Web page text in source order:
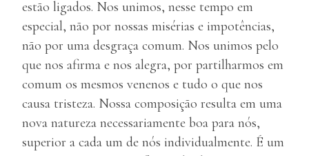
estão ligados. Nos unimos, nesse tempo em
especial, não por nossas misérias e impotências,
não por uma desgraça comum. Nos unimos pelo
que nos afirma e nos alegra, por partilharmos em
comum os mesmos venenos e tudo o que nos
causa tristeza. Nossa composição resulta em uma
nova natureza necessariamente boa para nós,
superior a cada um de nós individualmente. É um